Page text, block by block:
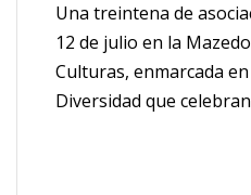
Una treintena de
12 de julio en la
Culturas, enmarcada
Diversidad que